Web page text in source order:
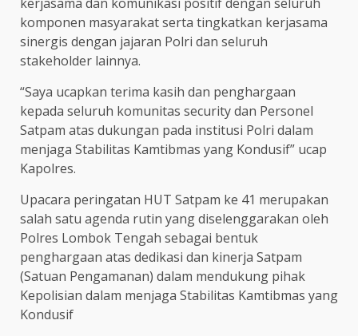
komponen masyarakat serta tingkatkan kerjasama
sinergis dengan jajaran Polri dan seluruh
stakeholder lainnya.
“Saya ucapkan terima kasih dan penghargaan
kepada seluruh komunitas security dan Personel
Satpam atas dukungan pada institusi Polri dalam
menjaga Stabilitas Kamtibmas yang Kondusif” ucap
Kapolres.
Upacara peringatan HUT Satpam ke 41 merupakan
salah satu agenda rutin yang diselenggarakan oleh
Polres Lombok Tengah sebagai bentuk
penghargaan atas dedikasi dan kinerja Satpam
(Satuan Pengamanan) dalam mendukung pihak
Kepolisian dalam menjaga Stabilitas Kamtibmas yang
Kondusif